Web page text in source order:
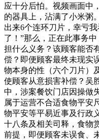
应十分后怕。视频画面中
的器具上，沾满了小米粥
出来6个连环刀片，幸亏
了！”那么，正在此事务
担什么义务？该顾客能否
偿？即便顾客最终未现实
物本身的性（六个刀片）
使顾客从意损害补偿？吴
中，涉案餐饮门店因操做
属于运营不合适食物平安
物平安等平易近事及行政
十八条及相关司释，食物
前提，即便顾客未误食、